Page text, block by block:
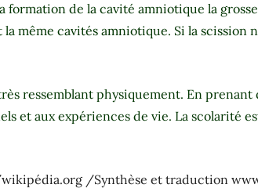
formation de la cavité amniotique la
même cavités amniotique. Si la scission
ressemblant physiquement. En prenant
et aux expériences de vie. La scolarité
/Synthèse et traduction